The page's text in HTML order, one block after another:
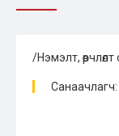
/Нэмэлт,
Санаачлагч: